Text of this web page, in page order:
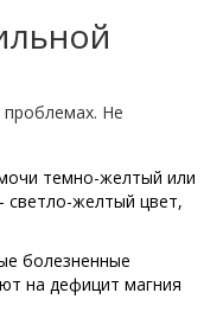
проблемах. Не
темно-желтый или
желтый цвет,
болезненные
на дефицит магния